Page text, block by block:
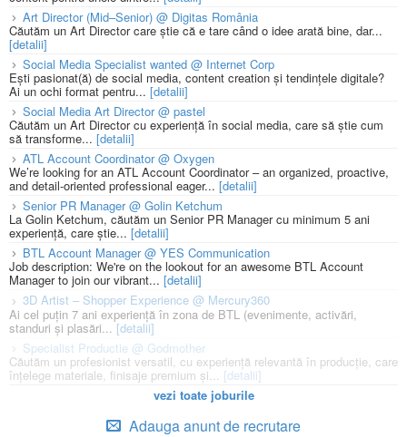
Art Director (Mid–Senior) @ Digitas România
Căutăm un Art Director care știe că e tare când o idee arată bine, dar...
[detalii]
Social Media Specialist wanted @ Internet Corp
Ești pasionat(ă) de social media, content creation și tendințele digitale?
Ai un ochi format pentru... [detalii]
Social Media Art Director @ pastel
Căutăm un Art Director cu experiență în social media, care să știe cum
să transforme... [detalii]
ATL Account Coordinator @ Oxygen
We’re looking for an ATL Account Coordinator – an organized, proactive,
and detail-oriented professional eager... [detalii]
Senior PR Manager @ Golin Ketchum
La Golin Ketchum, căutăm un Senior PR Manager cu minimum 5 ani
experiență, care știe... [detalii]
BTL Account Manager @ YES Communication
Job description: We're on the lookout for an awesome BTL Account
Manager to join our vibrant... [detalii]
3D Artist – Shopper Experience @ Mercury360
Ai cel puțin 7 ani experiență în zona de BTL (evenimente, activări,
standuri și plasări...[detalii]
Specialist Productie @ Godmother
Căutăm un profesionist versatil, cu experiență relevantă în producție, care
înțelege materiale, finisaje premium și... [detalii]
vezi toate joburile
Adauga anunt de recrutare